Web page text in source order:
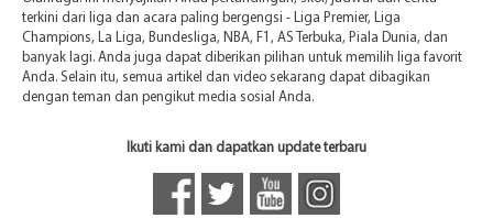
terkini dari liga dan acara paling bergengsi - Liga Premier, Liga
Champions, La Liga, Bundesliga, NBA, F1, AS Terbuka, Piala Dunia, dan
banyak lagi. Anda juga dapat diberikan pilihan untuk memilih liga favorit
Anda. Selain itu, semua artikel dan video sekarang dapat dibagikan
dengan teman dan pengikut media sosial Anda.
Ikuti kami dan dapatkan update terbaru